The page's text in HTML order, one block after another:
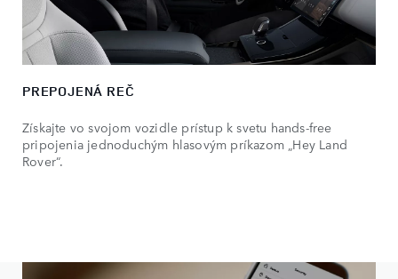
PREPOJENÁ REČ
Získajte vo svojom vozidle prístup k svetu hands-free
pripojenia jednoduchým hlasovým príkazom „Hey Land
Rover“.